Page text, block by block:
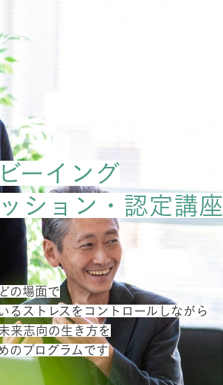
ーイング
ション・認定講座
の場面で
るストレスをコントロールしながら
来志向の生き方を
のプログラムです